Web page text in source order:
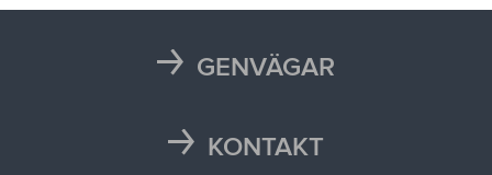
GENVÄGAR
Läsårstider
KONTAKT